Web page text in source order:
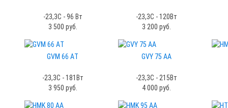
-23,3С - 96 Вт
3 500 руб.
-23,3С - 120Вт
3 200 руб.
GVM 66 AТ
-23,3С - 181Вт
3 950 руб.
GVY 75 AA
-23,3С - 215Вт
4 000 руб.